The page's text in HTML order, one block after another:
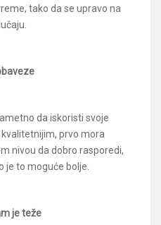
tako da se upravo na
da iskoristi svoje
prvo mora
nivou da dobro rasporedi,
je to moguće bolje.
je teže